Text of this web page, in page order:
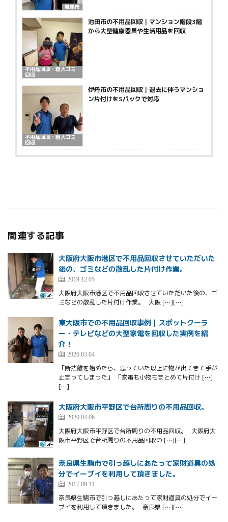
舞鶴市
不用品回収・粗大ゴミ
回収
池田市の不用品回収｜マンション階段3階
から大型健康器具や生活用品を回収
不用品回収・粗大ゴミ
回収
伊丹市の不用品回収｜退去に伴うマンショ
ン片付けをSパックで対応
関連する記事
大阪府大阪市港区で不用品回収させていただいた
後の、ゴミなどの散乱した片付け作業。
2019.12.05
大阪府大阪市港区で不用品回収させていただいた後の、ゴ
ミなどの散乱した片付け作業。 大阪 […][…]
東大阪市での不用品回収事例｜スポットクーラ
ー・テレビなどの大型家電を回収した実例を紹
介！
2026.03.04
「断捨離を始めたら、思っていた以上に物が出てきて手が
止まってしまった」 「家電も小物もまとめて片付け […]
[…]
大阪府大阪市平野区で台所周りの不用品回収。
2020.04.06
大阪府大阪市平野区で台所周りの不用品回収。 大阪府大
阪市平野区で台所周りの不用品回収の […][…]
奈良県生駒市で引っ越しにあたって家財道具の処
分でイーブイを利用して頂きました。
2017.09.11
奈良県生駒市で引っ越しにあたって家財道具の処分でイー
ブイを利用して頂きました。 奈良県 […][…]